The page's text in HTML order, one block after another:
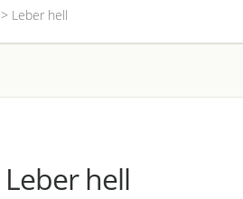
> Leber hell
Leber hell